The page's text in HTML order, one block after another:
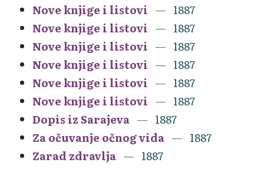
Nove knjige i listovi
1887
Nove knjige i listovi
1887
Nove knjige i listovi
1887
Nove knjige i listovi
1887
Nove knjige i listovi
1887
Nove knjige i listovi
1887
Dopis iz Sarajeva
1887
Za očuvanje očnog vida
1887
Zarad zdravlja
1887